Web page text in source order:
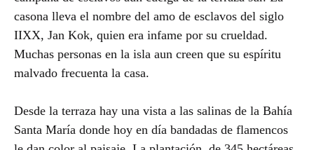
casona lleva el nombre del amo de esclavos del siglo
IIXX, Jan Kok, quien era infame por su crueldad.
Muchas personas en la isla aun creen que su espíritu
malvado frecuenta la casa.
Desde la terraza hay una vista a las salinas de la Bahía
Santa María donde hoy en día bandadas de flamencos